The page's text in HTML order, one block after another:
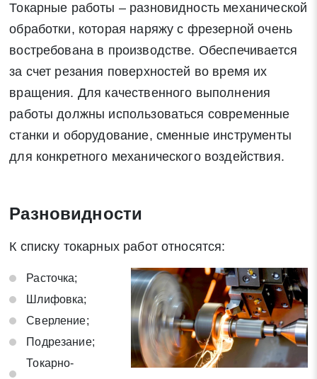
Токарные работы – разновидность механической
обработки, которая наряжу с фрезерной очень
востребована в производстве. Обеспечивается
за счет резания поверхностей во время их
вращения. Для качественного выполнения
работы должны использоваться современные
станки и оборудование, сменные инструменты
для конкретного механического воздействия.
Разновидности
К списку токарных работ относятся:
Расточка;
Шлифовка;
Сверление;
Подрезание;
Токарно-